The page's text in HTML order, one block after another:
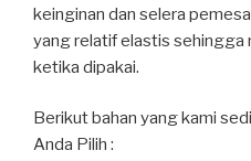
keinginan dan selera
yang relatif elastis sehingga
ketika dipakai.
Berikut bahan yang kami
Anda Pilih :